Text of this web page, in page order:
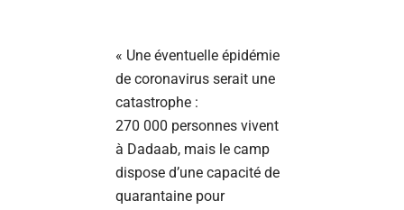
« Une éventuelle épidémie
de coronavirus serait une
catastrophe :
270 000 personnes vivent
à Dadaab, mais le camp
dispose d’une capacité de
quarantaine pour